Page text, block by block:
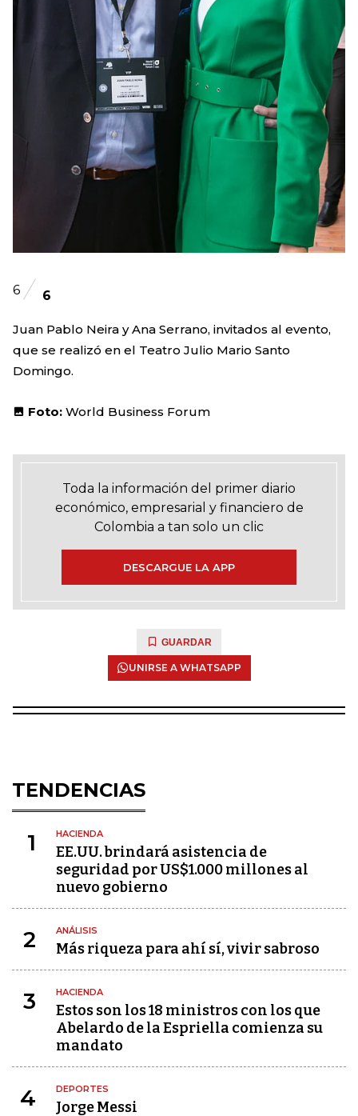
6 6
Juan Pablo Neira y Ana Serrano, invitados al evento,
que se realizó en el Teatro Julio Mario Santo
Domingo.
Foto: World Business Forum
Toda la información del primer diario
económico, empresarial y financiero de
Colombia a tan solo un clic
DESCARGUE LA APP
GUARDAR
UNIRSE A WHATSAPP
TENDENCIAS
1 HACIENDA
EE.UU. brindará asistencia de
seguridad por US$1.000 millones al
nuevo gobierno
2 ANÁLISIS
Más riqueza para ahí sí, vivir sabroso
3 HACIENDA
Estos son los 18 ministros con los que
Abelardo de la Espriella comienza su
mandato
4 DEPORTES
Jorge Messi